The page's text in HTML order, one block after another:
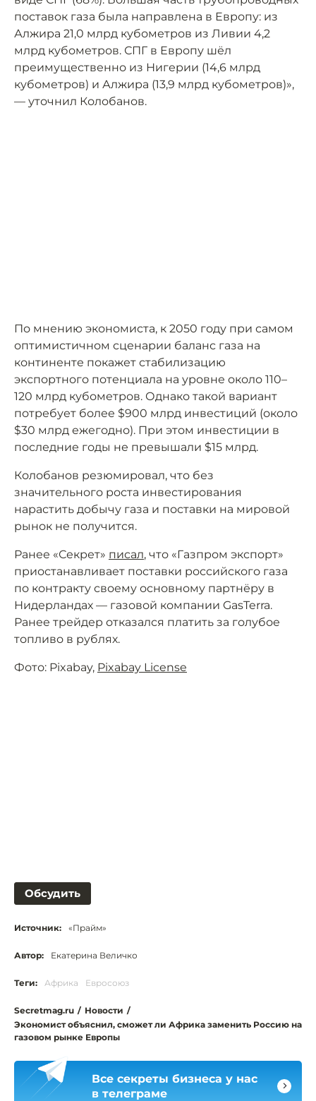
поставок газа была направлена в Европу: из
Алжира 21,0 млрд кубометров из Ливии 4,2
млрд кубометров. СПГ в Европу шёл
преимущественно из Нигерии (14,6 млрд
кубометров) и Алжира (13,9 млрд кубометров)»,
— уточнил Колобанов.
По мнению экономиста, к 2050 году при самом
оптимистичном сценарии баланс газа на
континенте покажет стабилизацию
экспортного потенциала на уровне около 110–
120 млрд кубометров. Однако такой вариант
потребует более $900 млрд инвестиций (около
$30 млрд ежегодно). При этом инвестиции в
последние годы не превышали $15 млрд.
Колобанов резюмировал, что без
значительного роста инвестирования
нарастить добычу газа и поставки на мировой
рынок не получится.
Ранее «Секрет» писал, что «Газпром экспорт»
приостанавливает поставки российского газа
по контракту своему основному партнёру в
Нидерландах — газовой компании GasTerra.
Ранее трейдер отказался платить за голубое
топливо в рублях.
Фото: Pixabay, Pixabay License
Обсудить
Источник: «Прайм»
Автор: Екатерина Величко
Теги: Африка Евросоюз
Secretmag.ru / Новости /
Экономист объяснил, сможет ли Африка заменить Россию на
газовом рынке Европы
Все секреты бизнеса у нас
в телеграме